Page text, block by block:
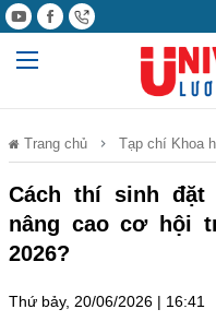
Trang chủ Tạp chí Khoa
Cách thí sinh
nâng cao cơ hội
2026?
Thứ bảy, 20/06/2026 | 16:41